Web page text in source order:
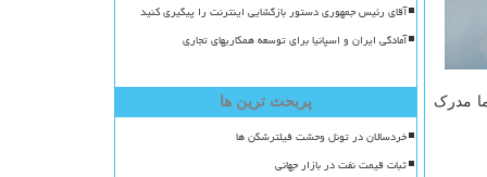
مدرک
آقای رئیس جمهوری دستور بازگشایی اینترنت را پیگیری کنید
آمادگی ایران و اسپانیا برای توسعه همکاریهای تجاری
پربحث ترین ها
خردسالان در تونل وحشت فیلترشکن ها
ثبات قیمت نفت در بازار جهانی